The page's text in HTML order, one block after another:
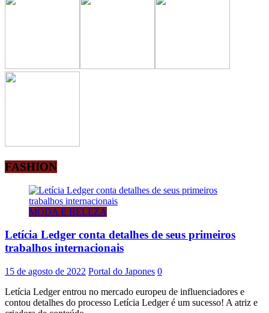
FASHION
MODA E BELEZA
Letícia Ledger conta detalhes de seus primeiros
trabalhos internacionais
15 de agosto de 2022 Portal do Japones 0
Letícia Ledger entrou no mercado europeu de influenciadores e
contou detalhes do processo Letícia Ledger é um sucesso! A atriz e